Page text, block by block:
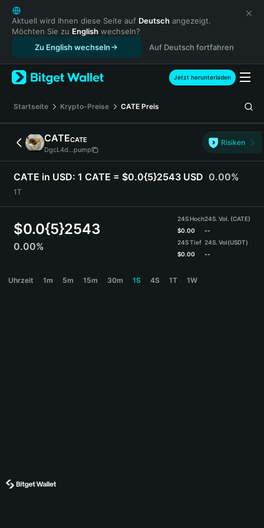
English
日本語
Tiếng Việt
Русский
Español (Latinoamérica)
Türkçe
Français
Deutsch
简体中文
繁體中文
Português (Portugal)
Bahasa Indonesia
ภาษาไทย
हिन्दी
Español
Português (Brasil)
Aktuell wird Ihnen diese Seite auf Deutsch angezeigt.
Möchten Sie zu English wechseln?
Zu English wechseln
Auf Deutsch fortfahren
Jetzt herunterladen
Startseite Krypto-Preise CATE Preis
CATECATE
DgcL4d...pump
Risiken
CATE in USD: 1 CATE = $0.0{5}2543 USD 0.00%
1T
$0.0{5}2543
0.00%
24S Hoch
$0.00
24S Tief
$0.00
24S. Vol. (CATE)
--
24S. Vol(USDT)
--
Uhrzeit 1m 5m 15m 30m 1S 4S 1T 1W